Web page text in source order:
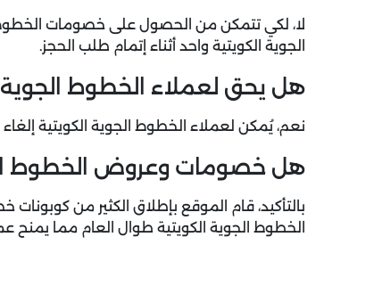
لا، لكي تتمكن من الحصول على خصومات
الجوية الكويتية واحد أثناء إتمام طلب الحجز.
هل يحق لعملاء الخطوط الجوية
نعم، يُمكن لعملاء الخطوط الجوية الكويتية إلغاء
هل خصومات وعروض الخطوط
بالتأكيد، قام الموقع بإطلاق الكثير من
الخطوط الجوية الكويتية طوال العام مما يمنح